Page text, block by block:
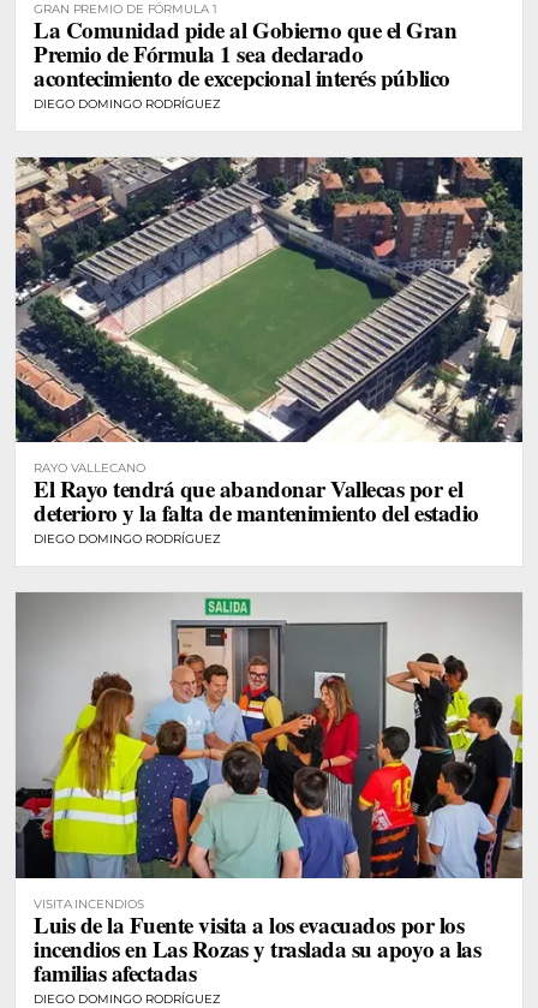
GRAN PREMIO DE FÓRMULA 1
La Comunidad pide al Gobierno que el Gran
Premio de Fórmula 1 sea declarado
acontecimiento de excepcional interés público
DIEGO DOMINGO RODRÍGUEZ
RAYO VALLECANO
El Rayo tendrá que abandonar Vallecas por el
deterioro y la falta de mantenimiento del estadio
DIEGO DOMINGO RODRÍGUEZ
VISITA INCENDIOS
Luis de la Fuente visita a los evacuados por los
incendios en Las Rozas y traslada su apoyo a las
familias afectadas
DIEGO DOMINGO RODRÍGUEZ